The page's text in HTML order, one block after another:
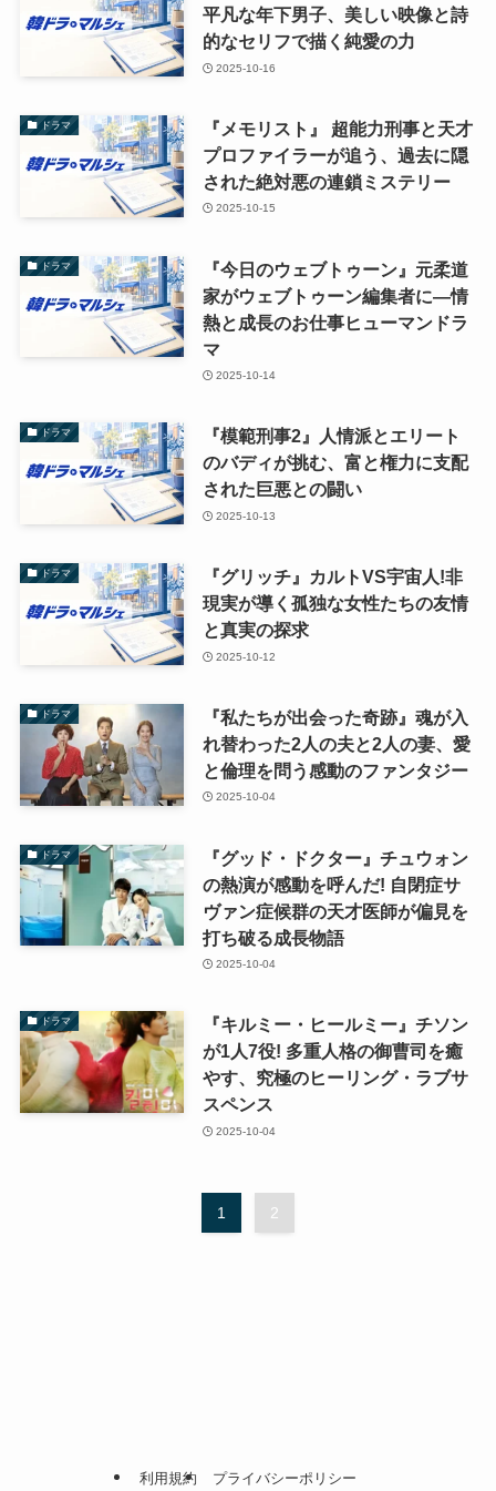
平凡な年下男子、美しい映像と詩
的なセリフで描く純愛の力
2025-10-16
ドラマ
『メモリスト』 超能力刑事と天才
プロファイラーが追う、過去に隠
された絶対悪の連鎖ミステリー
2025-10-15
ドラマ
『今日のウェブトゥーン』元柔道
家がウェブトゥーン編集者に—情
熱と成長のお仕事ヒューマンドラ
マ
2025-10-14
ドラマ
『模範刑事2』人情派とエリート
のバディが挑む、富と権力に支配
された巨悪との闘い
2025-10-13
ドラマ
『グリッチ』カルトVS宇宙人!非
現実が導く孤独な女性たちの友情
と真実の探求
2025-10-12
ドラマ
『私たちが出会った奇跡』魂が入
れ替わった2人の夫と2人の妻、愛
と倫理を問う感動のファンタジー
2025-10-04
ドラマ
『グッド・ドクター』チュウォン
の熱演が感動を呼んだ! 自閉症サ
ヴァン症候群の天才医師が偏見を
打ち破る成長物語
2025-10-04
ドラマ
『キルミー・ヒールミー』チソン
が1人7役! 多重人格の御曹司を癒
やす、究極のヒーリング・ラブサ
スペンス
2025-10-04
1 2
利用規約 プライバシーポリシー